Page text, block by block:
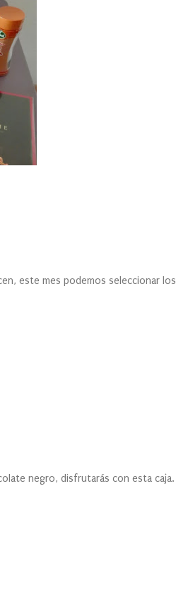
este mes podemos seleccionar los
negro, disfrutarás con esta caja.